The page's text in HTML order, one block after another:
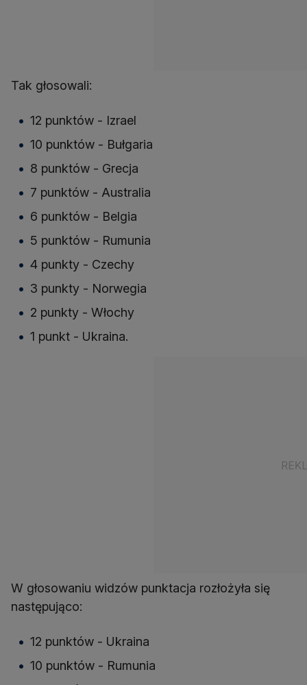
Tak głosowali:
12 punktów - Izrael
10 punktów - Bułgaria
8 punktów - Grecja
7 punktów - Australia
6 punktów - Belgia
5 punktów - Rumunia
4 punkty - Czechy
3 punkty - Norwegia
2 punkty - Włochy
1 punkt - Ukraina.
W głosowaniu widzów punktacja rozłożyła się
następująco:
12 punktów - Ukraina
10 punktów - Rumunia